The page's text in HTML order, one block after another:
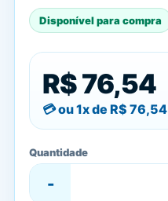
Disponível para compra
R$ 76,54
ou 1x de R$ 76,54
Quantidade
-